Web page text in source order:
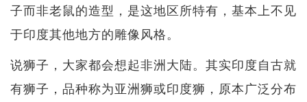
子而非老鼠的造型，是这地区所特有，基本上不见
于印度其他地方的雕像风格。
说狮子，大家都会想起非洲大陆。其实印度自古就
有狮子，品种称为亚洲狮或印度狮，原本广泛分布